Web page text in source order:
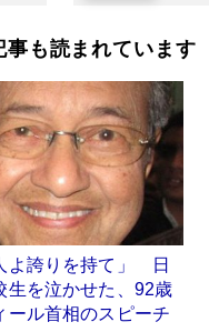
事も読まれています
よ誇りを持て」 日
生を泣かせた、92歳
ール首相のスピーチ